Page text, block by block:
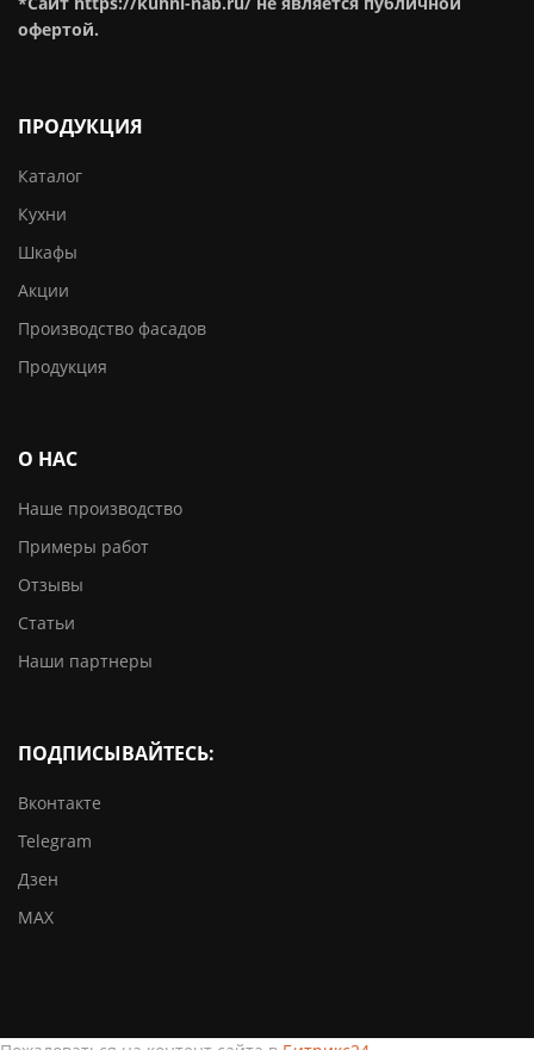
офертой.
ПРОДУКЦИЯ
Каталог
Кухни
Шкафы
Акции
Производство фасадов
Продукция
О НАС
Наше производство
Примеры работ
Отзывы
Статьи
Наши партнеры
ПОДПИСЫВАЙТЕСЬ:
Вконтакте
Telegram
Дзен
MAX